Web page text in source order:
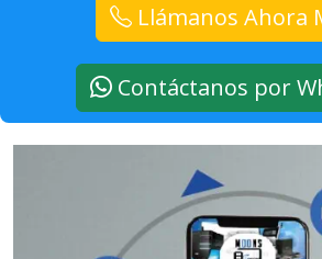
Llámanos Ahora
Contáctanos por